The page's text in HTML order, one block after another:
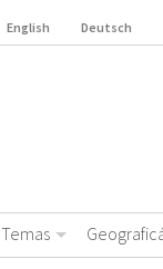
English Deutsch
Temas